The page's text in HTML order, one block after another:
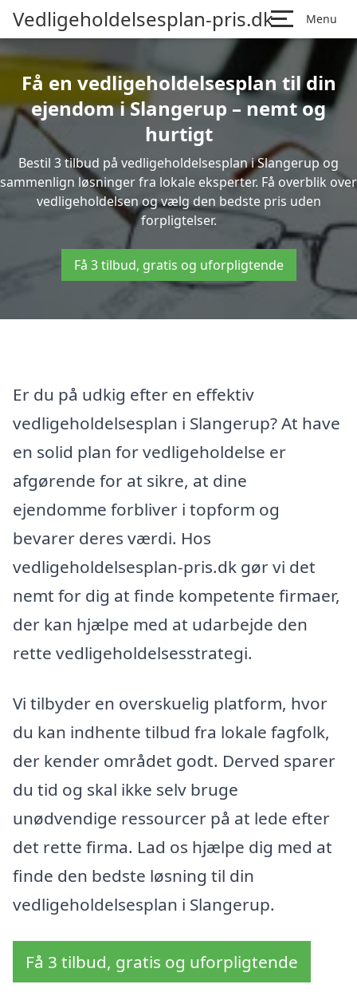
Vedligeholdelsesplan-pris.dk Menu
Få en vedligeholdelsesplan til din
ejendom i Slangerup – nemt og
hurtigt
Bestil 3 tilbud på vedligeholdelsesplan i Slangerup og
sammenlign løsninger fra lokale eksperter. Få overblik over
vedligeholdelsen og vælg den bedste pris uden
forpligtelser.
Få 3 tilbud, gratis og uforpligtende
Er du på udkig efter en effektiv
vedligeholdelsesplan i Slangerup? At have
en solid plan for vedligeholdelse er
afgørende for at sikre, at dine
ejendomme forbliver i topform og
bevarer deres værdi. Hos
vedligeholdelsesplan-pris.dk gør vi det
nemt for dig at finde kompetente firmaer,
der kan hjælpe med at udarbejde den
rette vedligeholdelsesstrategi.
Vi tilbyder en overskuelig platform, hvor
du kan indhente tilbud fra lokale fagfolk,
der kender området godt. Derved sparer
du tid og skal ikke selv bruge
unødvendige ressourcer på at lede efter
det rette firma. Lad os hjælpe dig med at
finde den bedste løsning til din
vedligeholdelsesplan i Slangerup.
Få 3 tilbud, gratis og uforpligtende